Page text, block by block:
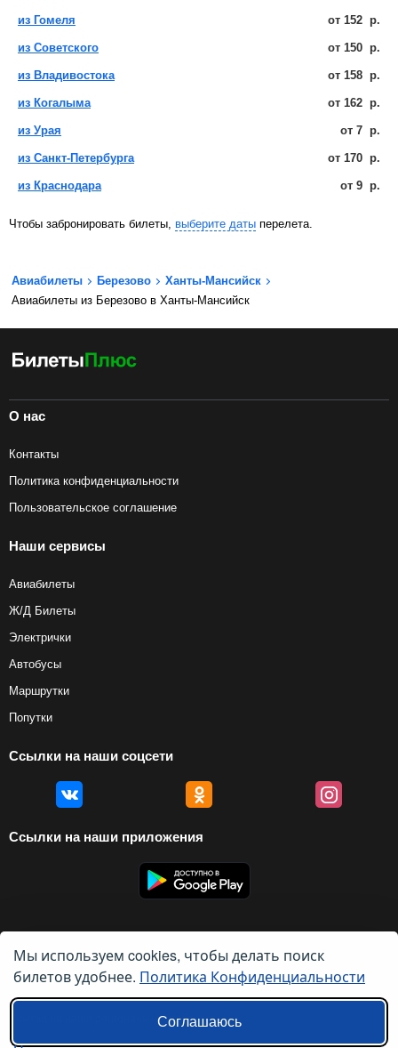
из Гомеля от 152 р.
из Советского от 150 р.
из Владивостока от 158 р.
из Когалыма от 162 р.
из Урая от 7 р.
из Санкт-Петербурга от 170 р.
из Краснодара от 9 р.
Чтобы забронировать билеты, выберите даты перелета.
Авиабилеты Березово
Ханты-Мансийск
Авиабилеты из Березово в Ханты-Мансийск
О нас
Контакты
Политика конфиденциальности
Пользовательское соглашение
Наши сервисы
Авиабилеты
Ж/Д Билеты
Электрички
Автобусы
Маршрутки
Попутки
Ссылки на наши соцсети
Ссылки на наши приложения
© 2012 — 2026, Biletyplus, ООО «Инновэйтив Трэвел Текнолоджиз». Все
права защищены. Использование этого сайта означает принятие правил
пользовательского соглашенияиполитики конфиденциальности.
Ссылки на наши региональные сайты:
Мы используем cookies, чтобы делать поиск
билетов удобнее. Политика Конфиденциальности
Соглашаюсь